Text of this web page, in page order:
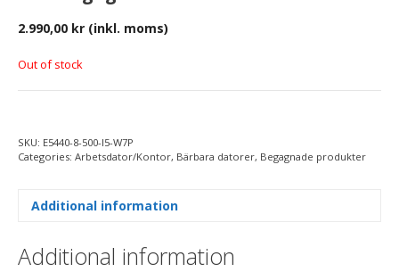
2.990,00 kr (inkl. moms)
Out of stock
SKU: E5440-8-500-I5-W7P
Categories: Arbetsdator/Kontor, Bärbara datorer, Begagnade produkter
Additional information
Additional information